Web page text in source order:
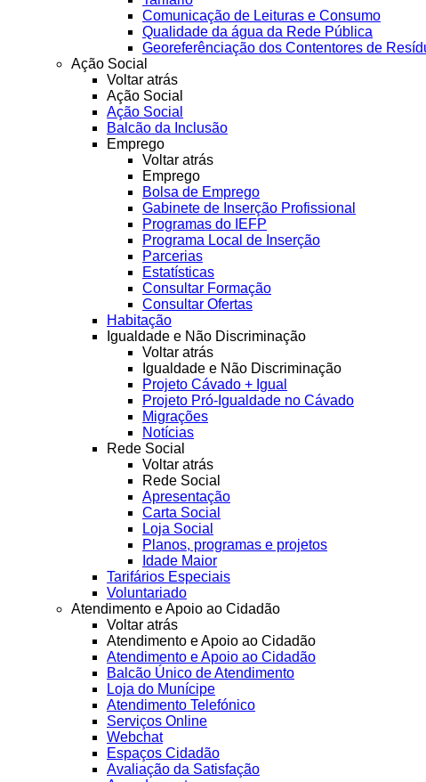
Comunicação de Leituras e Consumo
Qualidade da água da Rede Pública
Georeferênciação dos Contentores de
Ação Social
Voltar atrás
Ação Social
Ação Social
Balcão da Inclusão
Emprego
Voltar atrás
Emprego
Bolsa de Emprego
Gabinete de Inserção Profissional
Programas do IEFP
Programa Local de Inserção
Parcerias
Estatísticas
Consultar Formação
Consultar Ofertas
Habitação
Igualdade e Não Discriminação
Voltar atrás
Igualdade e Não Discriminação
Projeto Cávado + Igual
Projeto Pró-Igualdade no Cávado
Migrações
Notícias
Rede Social
Voltar atrás
Rede Social
Apresentação
Carta Social
Loja Social
Planos, programas e projetos
Idade Maior
Tarifários Especiais
Voluntariado
Atendimento e Apoio ao Cidadão
Voltar atrás
Atendimento e Apoio ao Cidadão
Atendimento e Apoio ao Cidadão
Balcão Único de Atendimento
Loja do Munícipe
Atendimento Telefónico
Serviços Online
Webchat
Espaços Cidadão
Avaliação da Satisfação